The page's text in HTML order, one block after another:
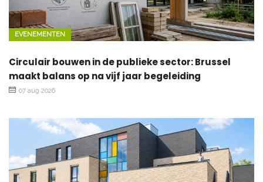
EVENEMENTEN
Circulair bouwen in de publieke sector: Brussel
maakt balans op na vijf jaar begeleiding
07 aug 2026